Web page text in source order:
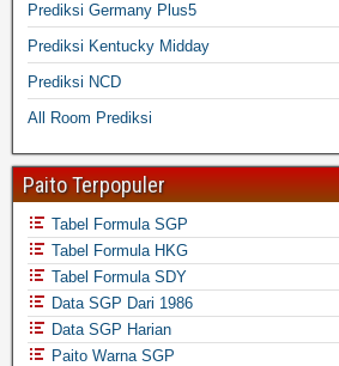
Prediksi Germany Plus5
Prediksi Kentucky Midday
Prediksi NCD
All Room Prediksi
Paito Terpopuler
Tabel Formula SGP
Tabel Formula HKG
Tabel Formula SDY
Data SGP Dari 1986
Data SGP Harian
Paito Warna SGP